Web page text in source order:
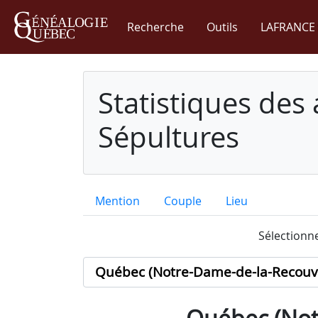
Recherche Outils
Statistiques des
Sépultures
Mention Couple Lieu